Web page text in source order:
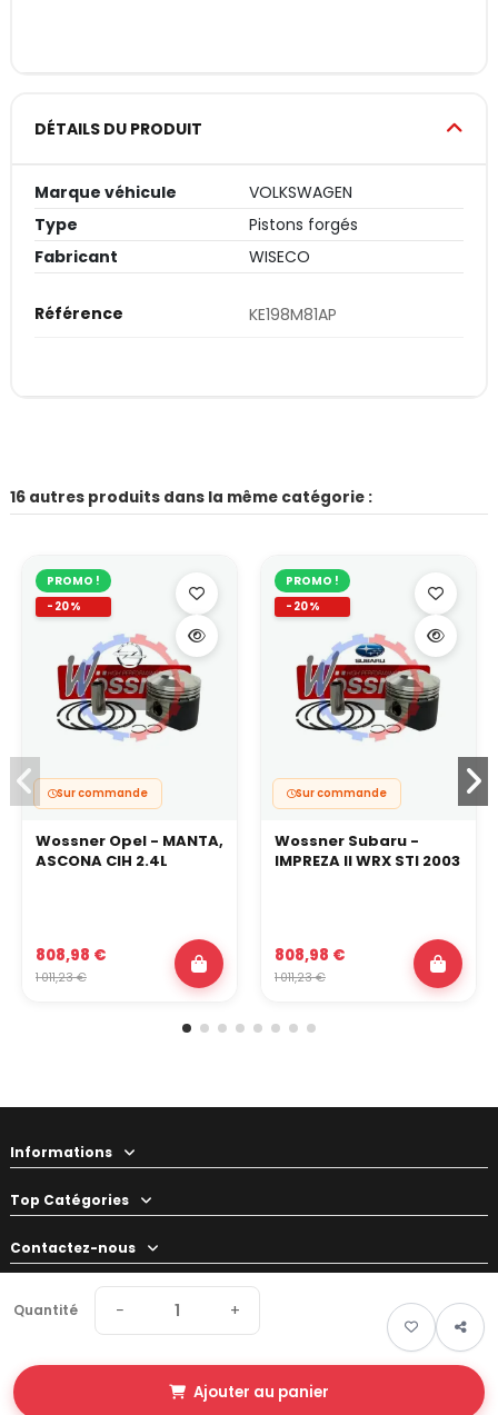
Quantité − +
Ajouter au panier
DÉTAILS DU PRODUIT
Marque véhicule
VOLKSWAGEN
Type
Pistons forgés
Fabricant
WISECO
Référence KE198M81AP
16 autres produits dans la même catégorie :
PROMO !
-20%
Sur commande
Wossner Opel - MANTA,
ASCONA CIH 2.4L
808,98 €
1 011,23 €
PROMO !
-20%
Sur commande
Wossner Subaru -
IMPREZA II WRX STI 2003
808,98 €
1 011,23 €
Informations
Top Catégories
Contactez-nous
Votre préparateur
© 2026 Swapland - Tous droits réservés • Made by